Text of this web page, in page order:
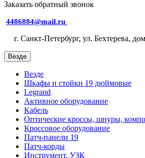
Заказать обратный звонок
4486884@mail.ru
г. Санкт-Петербург, ул. Бехтерева,
Везде
Везде
Шкафы и стойки 19 дюймовые
Legrand
Активное оборудование
Кабель
Оптические кроссы, шнуры,
Кроссовое оборудование
Патч-панели 19
Патч-корды
Инструмент, УЗК